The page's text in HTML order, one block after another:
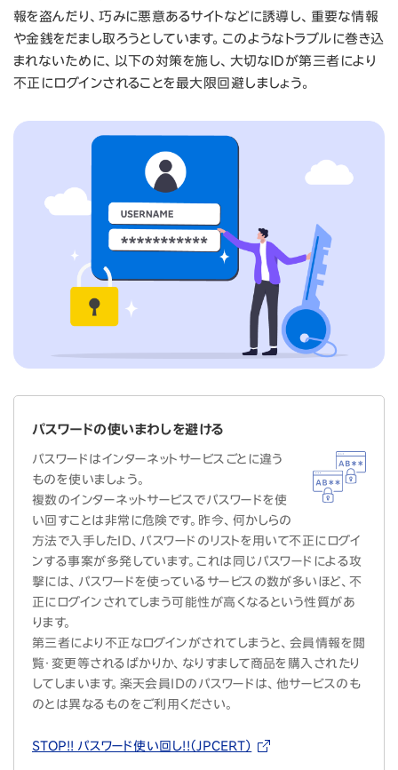
報を盗んだり、巧みに悪意あるサイトなどに誘導し、重要な情報
や金銭をだまし取ろうとしています。このようなトラブルに巻き込
まれないために、以下の対策を施し、大切なIDが第三者により
不正にログインされることを最大限回避しましょう。
パスワードの使いまわしを避ける
パスワードはインターネットサービスごとに違う
ものを使いましょう。
複数のインターネットサービスでパスワードを使
い回すことは非常に危険です。昨今、何かしらの
方法で入手したID、パスワードのリストを用いて不正にログイ
ンする事案が多発しています。これは同じパスワードによる攻
撃には、パスワードを使っているサービスの数が多いほど、不
正にログインされてしまう可能性が高くなるという性質があ
ります。
第三者により不正なログインがされてしまうと、会員情報を閲
覧・変更等されるばかりか、なりすまして商品を購入されたり
してしまいます。楽天会員IDのパスワードは、他サービスのも
のとは異なるものをご利用ください。
STOP!! パスワード使い回し!!（JPCERT）